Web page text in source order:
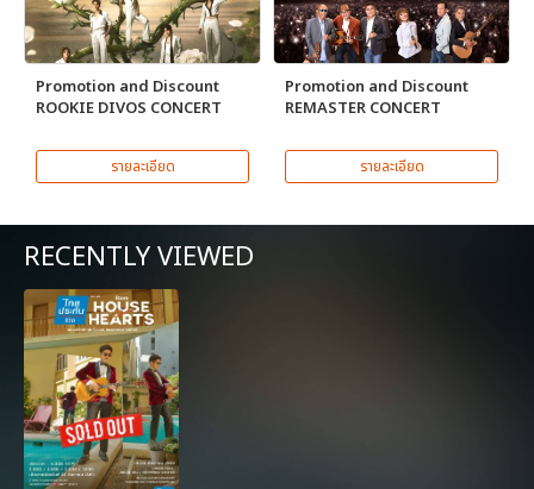
Promotion and Discount
ROOKIE DIVOS CONCERT
รายละเอียด
Promotion and Discount
REMASTER CONCERT
รายละเอียด
RECENTLY VIEWED